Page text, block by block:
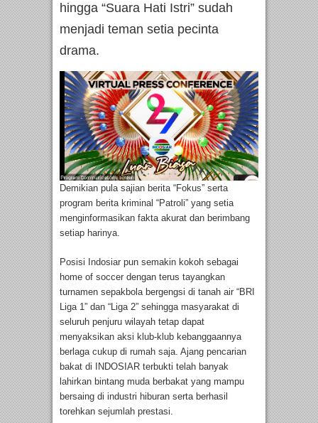
hingga “Suara Hati Istri” sudah
menjadi teman setia pecinta
drama.
Demikian pula sajian berita “Fokus” serta
program berita kriminal “Patroli” yang setia
menginformasikan fakta akurat dan berimbang
setiap harinya.
Posisi Indosiar pun semakin kokoh sebagai
home of soccer dengan terus tayangkan
turnamen sepakbola bergengsi di tanah air “BRI
Liga 1” dan “Liga 2” sehingga masyarakat di
seluruh penjuru wilayah tetap dapat
menyaksikan aksi klub-klub kebanggaannya
berlaga cukup di rumah saja. Ajang pencarian
bakat di INDOSIAR terbukti telah banyak
lahirkan bintang muda berbakat yang mampu
bersaing di industri hiburan serta berhasil
torehkan sejumlah prestasi.